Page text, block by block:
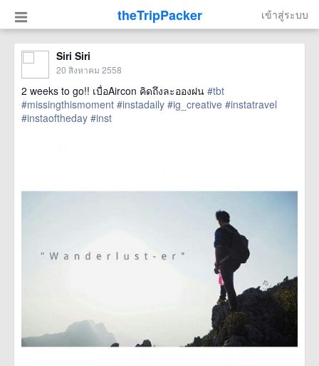
theTripPacker เข้าสู่ระบบ
Siri Siri
20 สิงหาคม 2558
2 weeks to go!! เบื่อAircon คิดถึงละอองฝน #tbt
#missingthismoment #instadaily #ig_creative #instatravel
#instaoftheday #inst